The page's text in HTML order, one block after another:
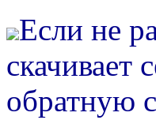
Если не
скачивает
обратную